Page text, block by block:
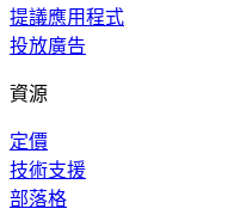
提議應用程式
投放廣告
資源
定價
技術支援
部落格